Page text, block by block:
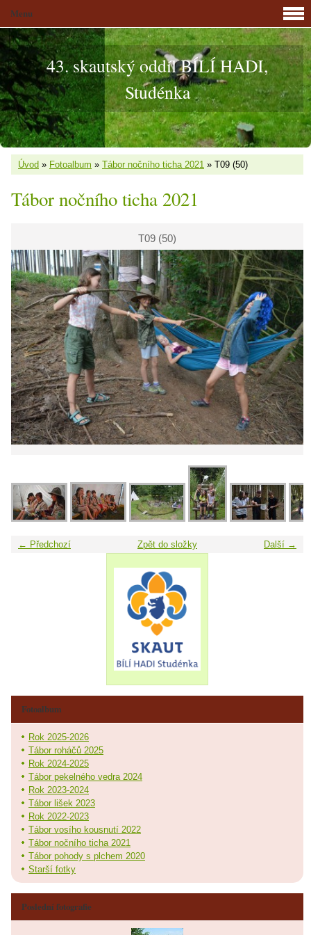
43. skautský oddíl BÍLÍ HADI,
Studénka
Úvod » Fotoalbum » Tábor nočního ticha 2021 » T09 (50)
Tábor nočního ticha 2021
T09 (50)
← Předchozí Další →
Zpět do složky
Menu
Fotoalbum
Rok 2025-2026
Tábor roháčů 2025
Rok 2024-2025
Tábor pekelného vedra 2024
Rok 2023-2024
Tábor lišek 2023
Rok 2022-2023
Tábor vosího kousnutí 2022
Tábor nočního ticha 2021
Tábor pohody s plchem 2020
Starší fotky
Poslední fotografie